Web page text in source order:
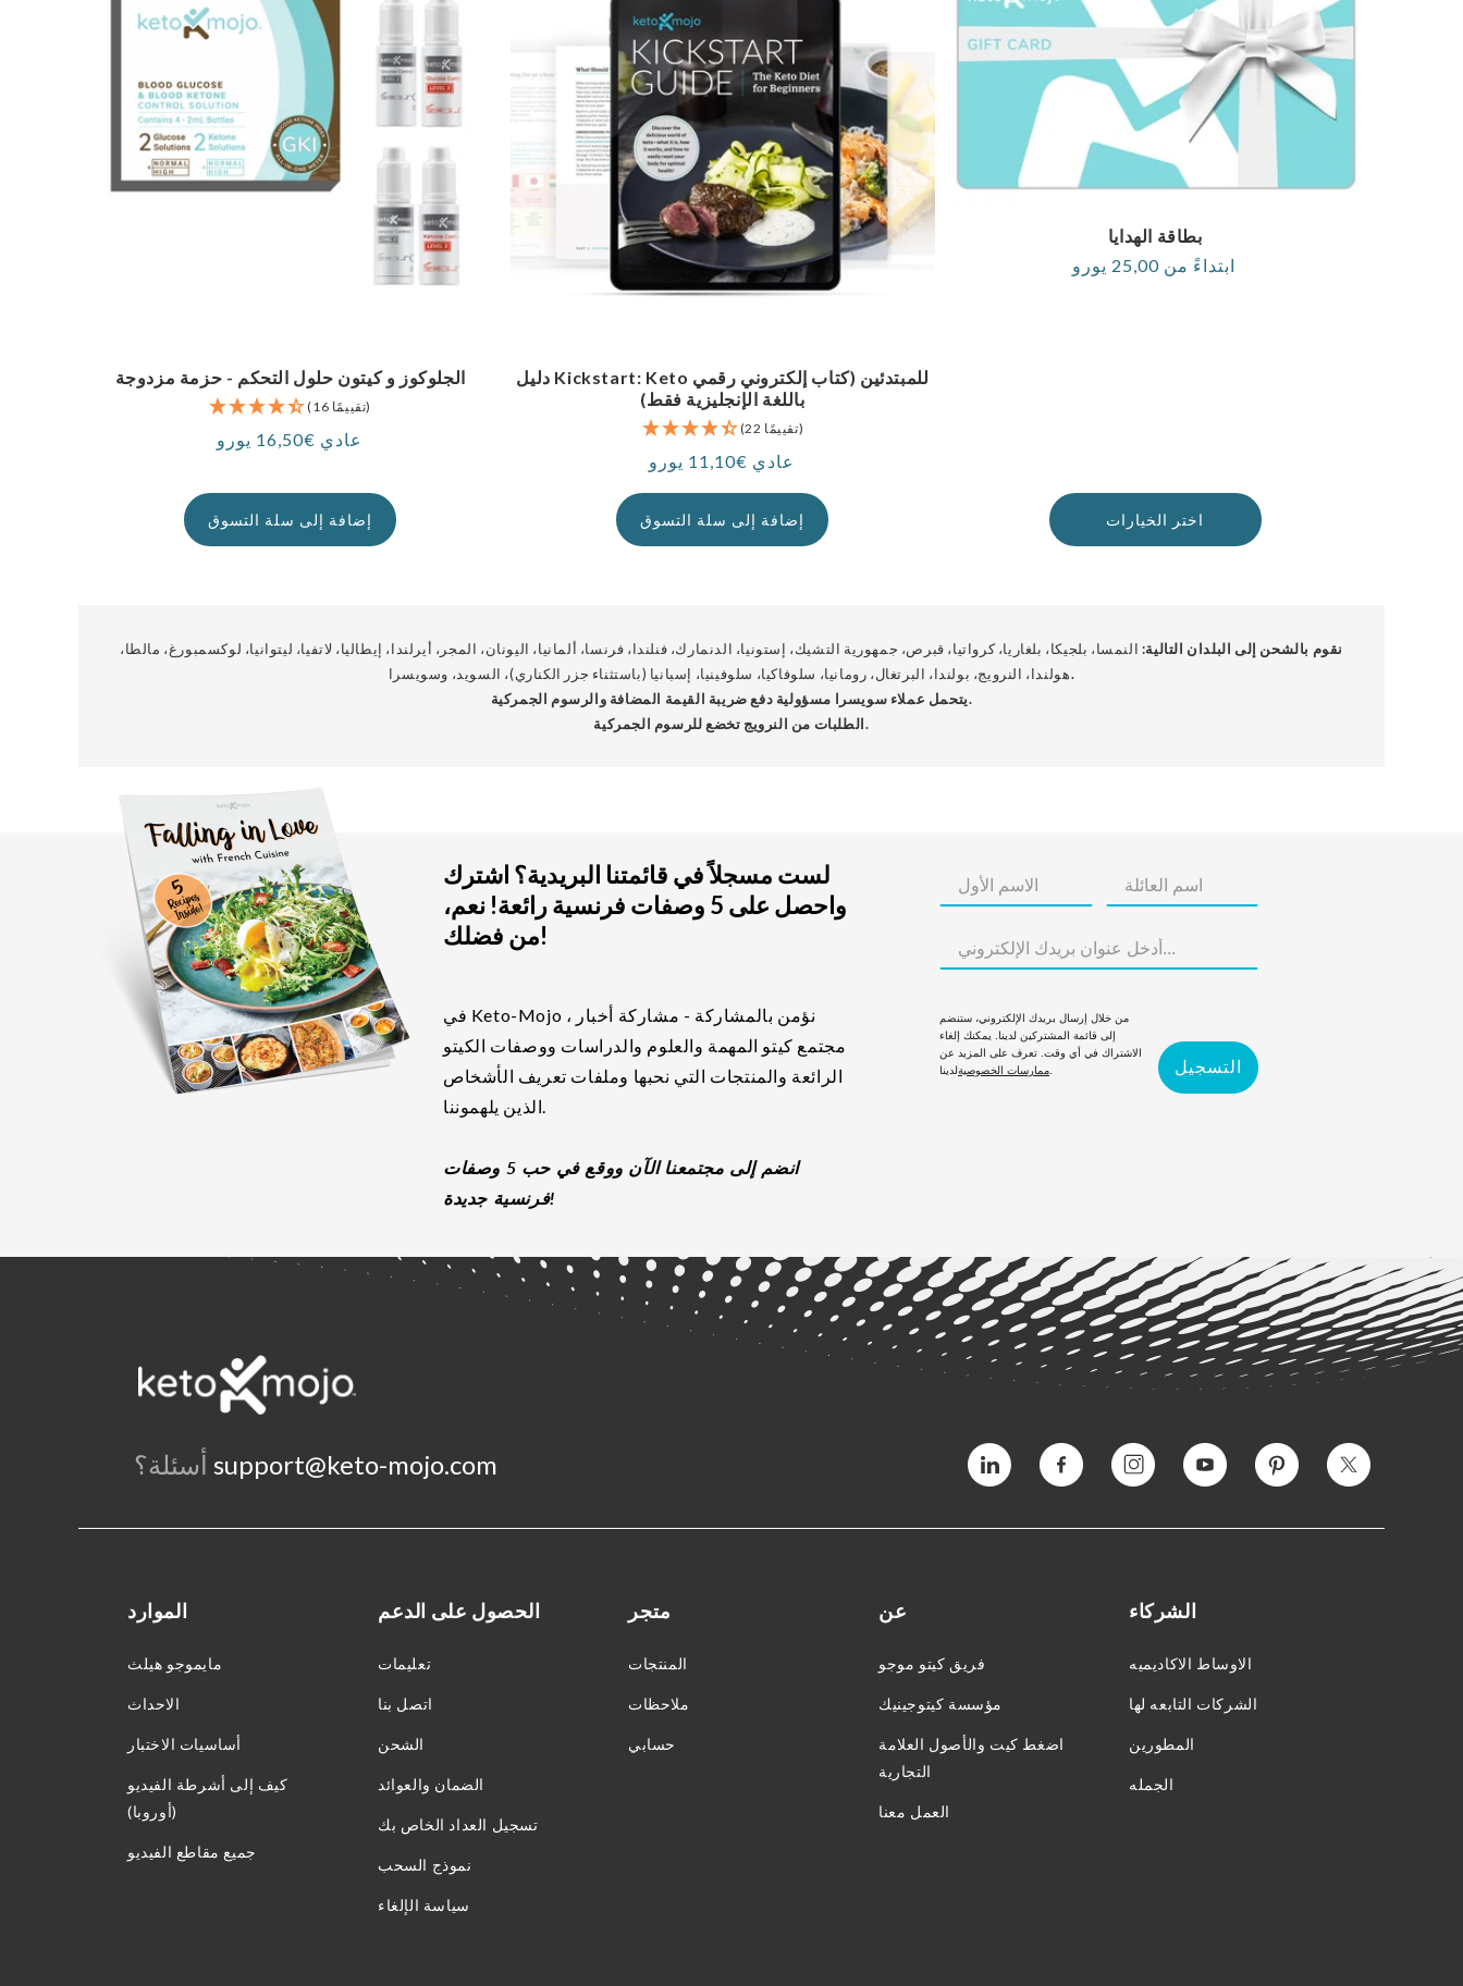
الجلوكوز و كيتون حلول التحكم - حزمة مزدوجة
(16 تقييمًا)
سعر عادي €16,50 يورو
إضافة إلى سلة التسوق
دليل Kickstart: Keto للمبتدئين (كتاب إلكتروني رقمي
باللغة الإنجليزية فقط)
(22 تقييمًا)
سعر عادي €11,10 يورو
إضافة إلى سلة التسوق
بطاقة الهدايا
السعر
ابتداءً من 25,00 يورو
اختر الخيارات
نقوم بالشحن إلى البلدان التالية: النمسا، بلجيكا، بلغاريا، كرواتيا، قبرص، جمهورية التشيك، إستونيا، الدنمارك، فنلندا، فرنسا، ألمانيا، اليونان، المجر، أيرلندا، إيطاليا، لاتفيا، ليتوانيا، لوكسمبورغ، مالطا،
هولندا، النرويج، بولندا، البرتغال، رومانيا، سلوفاكيا، سلوفينيا، إسبانيا (باستثناء جزر الكناري)، السويد، وسويسرا.
يتحمل عملاء سويسرا مسؤولية دفع ضريبة القيمة المضافة والرسوم الجمركية.
الطلبات من النرويج تخضع للرسوم الجمركية.
لست مسجلاً في قائمتنا البريدية؟ اشترك
واحصل على 5 وصفات فرنسية رائعة! نعم،
من فضلك!
في Keto-Mojo ، نؤمن بالمشاركة - مشاركة أخبار
مجتمع كيتو المهمة والعلوم والدراسات ووصفات الكيتو
الرائعة والمنتجات التي نحبها وملفات تعريف الأشخاص
الذين يلهموننا.
انضم إلى مجتمعنا الآن ووقع في حب 5 وصفات
فرنسية جديدة!
من خلال إرسال بريدك الإلكتروني، ستنضم
إلى قائمة المشتركين لدينا. يمكنك إلغاء
الاشتراك في أي وقت. تعرف على المزيد عن
ممارسات الخصوصيةلدينا. التسجيل
أسئلة؟ support@keto-mojo.com فيميو فيسبوك انستغرام يوتيوب بينتيريست التغريد
الموارد
مايموجو هيلث
الاحداث
أساسيات الاختبار
كيف إلى أشرطة الفيديو
(أوروبا)
جميع مقاطع الفيديو
الحصول على الدعم
تعليمات
اتصل بنا
الشحن
الضمان والعوائد
تسجيل العداد الخاص بك
نموذج السحب
سياسة الإلغاء
متجر
المنتجات
ملاحظات
حسابي
عن
فريق كيتو موجو
مؤسسة كيتوجينيك
اضغط كيت والأصول العلامة
التجارية
العمل معنا
الشركاء
الاوساط الاكاديميه
الشركات التابعه لها
المطورين
الجمله